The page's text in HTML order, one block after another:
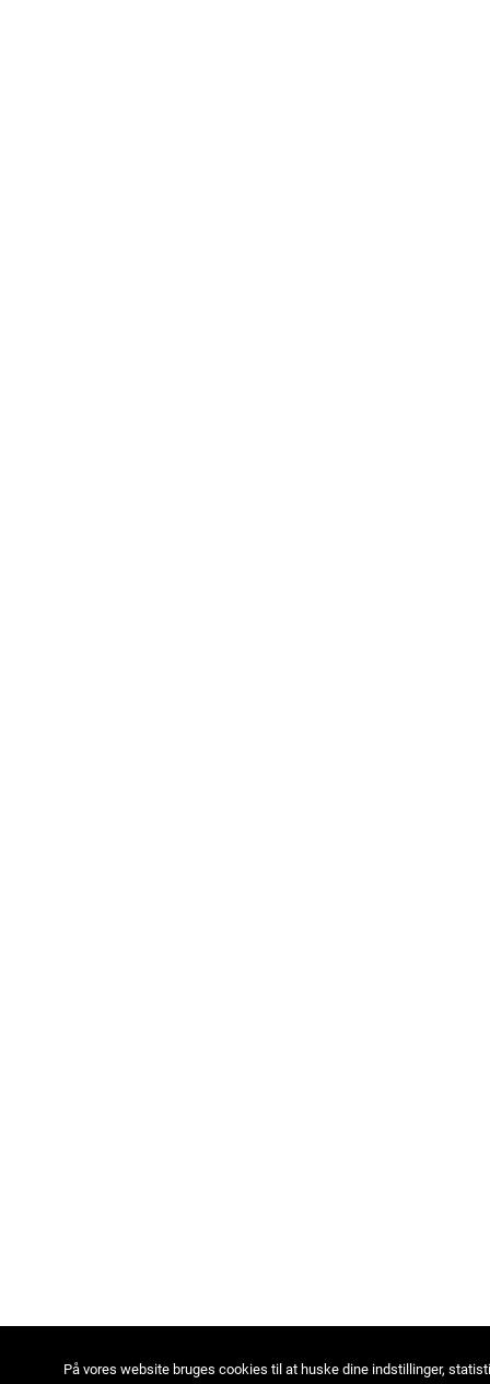
På vores website bruges cookies til at huske dine indstillinger,